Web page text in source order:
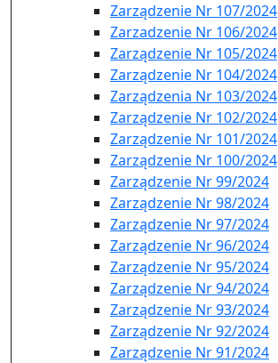
Zarządzenie Nr 107/2024
Zarzadzenie Nr 106/2024
Zarządzenie Nr 105/2024
Zarządzenie Nr 104/2024
Zarządzenia Nr 103/2024
Zarządzenie Nr 102/2024
Zarządzenie Nr 101/2024
Zarządzenie Nr 100/2024
Zarządzenie Nr 99/2024
Zarządzenie Nr 98/2024
Zarządzenie Nr 97/2024
Zarządzenie Nr 96/2024
Zarządzenie Nr 95/2024
Zarządzenie Nr 94/2024
Zarządzenie Nr 93/2024
Zarządzenie Nr 92/2024
Zarządzenie Nr 91/2024